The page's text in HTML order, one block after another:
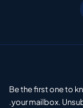
Be the first one to
your mailbox.